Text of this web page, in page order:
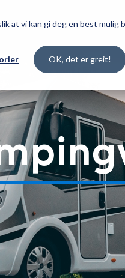
at vi kan gi deg en best mulig
OK, det er greit!